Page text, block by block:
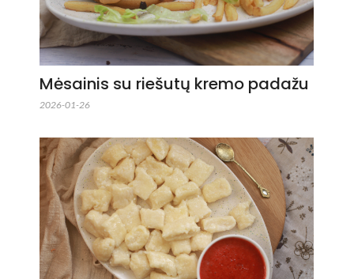
Mėsainis su riešutų kremo padažu
2026-01-26